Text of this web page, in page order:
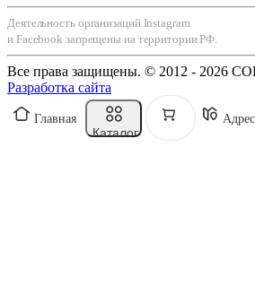
Деятельность организаций Instagram
и Facebook запрещены на территории РФ.
Все права защищены. © 2012 - 2026
Разработка сайта
Главная
Каталог